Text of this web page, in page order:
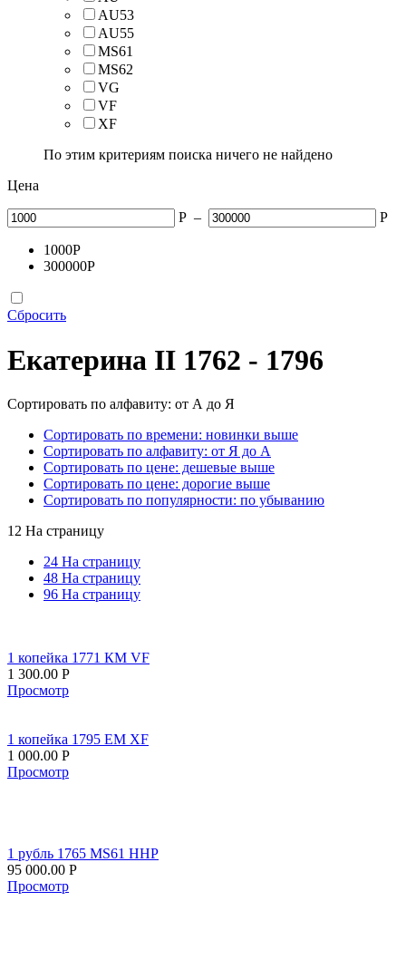
AU53
AU55
MS61
MS62
VG
VF
XF
По этим критериям поиска ничего не найдено
Цена
Р – Р
1000Р
300000Р
Сбросить
Екатерина II 1762 - 1796
Сортировать по алфавиту: от А до Я
Сортировать по времени: новинки выше
Сортировать по алфавиту: от Я до А
Сортировать по цене: дешевые выше
Сортировать по цене: дорогие выше
Сортировать по популярности: по убыванию
12 На страницу
24 На страницу
48 На страницу
96 На страницу
1 копейка 1771 КМ VF
1 300.00 Р
Просмотр
1 копейка 1795 ЕМ XF
1 000.00 Р
Просмотр
1 рубль 1765 MS61 ННР
95 000.00 Р
Просмотр